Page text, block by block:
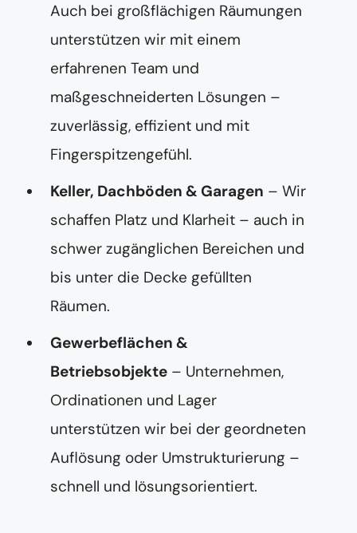
Auch bei großflächigen Räumungen
unterstützen wir mit einem
erfahrenen Team und
maßgeschneiderten Lösungen –
zuverlässig, effizient und mit
Fingerspitzengefühl.
Keller, Dachböden & Garagen – Wir
schaffen Platz und Klarheit – auch in
schwer zugänglichen Bereichen und
bis unter die Decke gefüllten
Räumen.
Gewerbeflächen &
Betriebsobjekte – Unternehmen,
Ordinationen und Lager
unterstützen wir bei der geordneten
Auflösung oder Umstrukturierung –
schnell und lösungsorientiert.